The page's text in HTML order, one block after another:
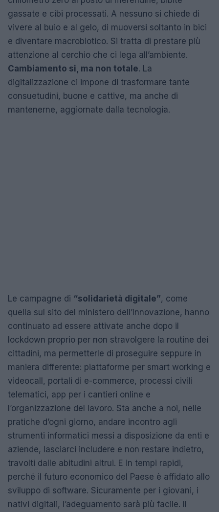
gassate e cibi processati. A nessuno si chiede di
vivere al buio e al gelo, di muoversi soltanto in bici
e diventare macrobiotico. Si tratta di prestare più
attenzione al cerchio che ci lega all’ambiente.
Cambiamento si, ma non totale. La
digitalizzazione ci impone di trasformare tante
consuetudini, buone e cattive, ma anche di
mantenerne, aggiornate dalla tecnologia.
Le campagne di “solidarietà digitale”, come
quella sul sito del ministero dell’Innovazione, hanno
continuato ad essere attivate anche dopo il
lockdown proprio per non stravolgere la routine dei
cittadini, ma permetterle di proseguire seppure in
maniera differente: piattaforme per smart working e
videocall, portali di e-commerce, processi civili
telematici, app per i cantieri online e
l’organizzazione del lavoro. Sta anche a noi, nelle
pratiche d’ogni giorno, andare incontro agli
strumenti informatici messi a disposizione da enti e
aziende, lasciarci includere e non restare indietro,
travolti dalle abitudini altrui. E in tempi rapidi,
perché il futuro economico del Paese è affidato allo
sviluppo di software. Sicuramente per i giovani, i
nativi digitali, l’adeguamento sarà più facile. Il